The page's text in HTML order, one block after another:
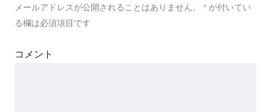
メールアドレスが公開されることはありません。 * が付いてい
る欄は必須項目です
コメント